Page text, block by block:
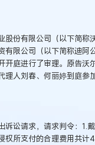
股份有限公司（以下简
有限公司（以下简称迪
开庭进行了审理。原告
理人刘春、何丽婷到庭参
诉讼请求，请求判令：1.
权所支付的合理费用共